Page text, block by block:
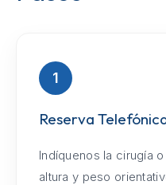
1
Reserva
Indíquenos la cirugía
altura y peso